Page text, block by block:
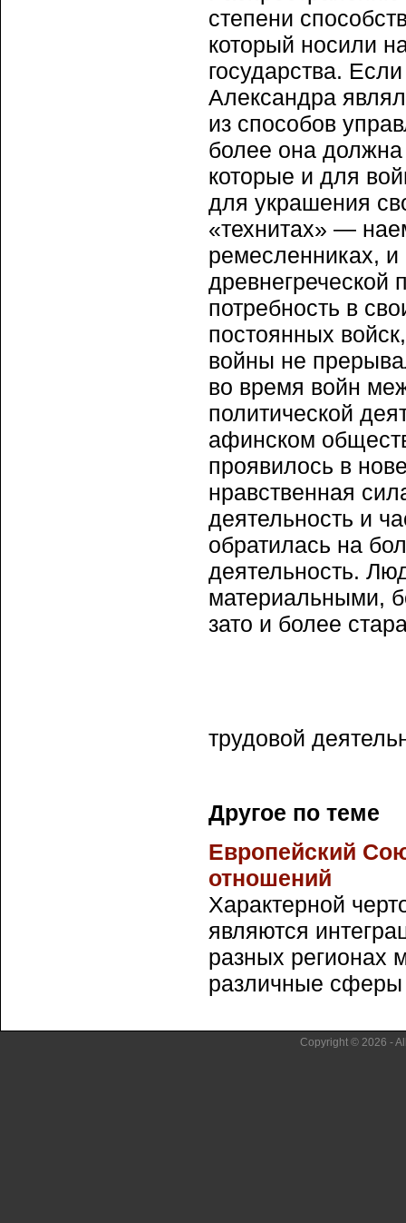
степени
который носили
государства.
Александра
из способов
более она
которые и для
для украшения
«технитах» —
ремесленниках,
древнегреческой
потребность в
постоянных
войны не
во время войн
политической
афинском
проявилось в
нравственная
деятельность и
обратилась на
деятельность.
материальными,
зато и более
трудовой
Другое по теме
Европейский
отношений
Характерной
являются
разных регионах
различные сферы
Copyright © 2026 -